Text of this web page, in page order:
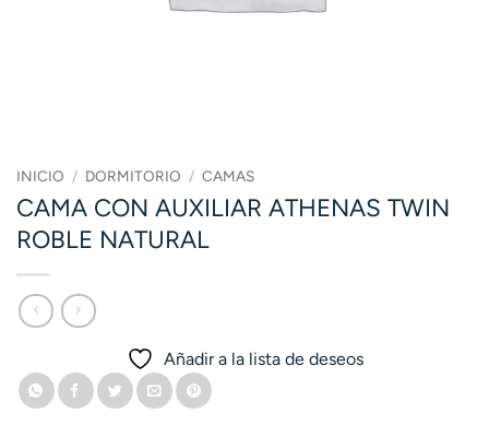
INICIO / DORMITORIO / CAMAS
CAMA CON AUXILIAR ATHENAS TWIN
ROBLE NATURAL
Añadir a la lista de deseos